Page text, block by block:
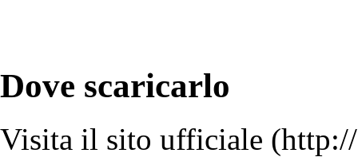
Dove scaricarlo
Visita il sito ufficiale